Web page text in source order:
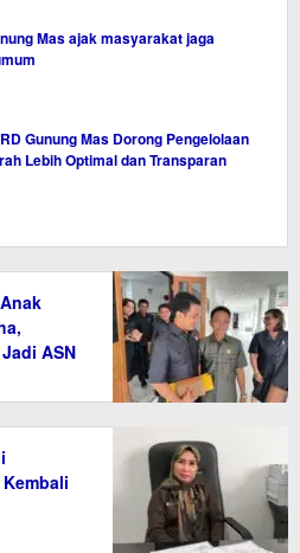
Mas ajak masyarakat jaga
Gunung Mas Dorong Pengelolaan
Lebih Optimal dan Transparan
ASN